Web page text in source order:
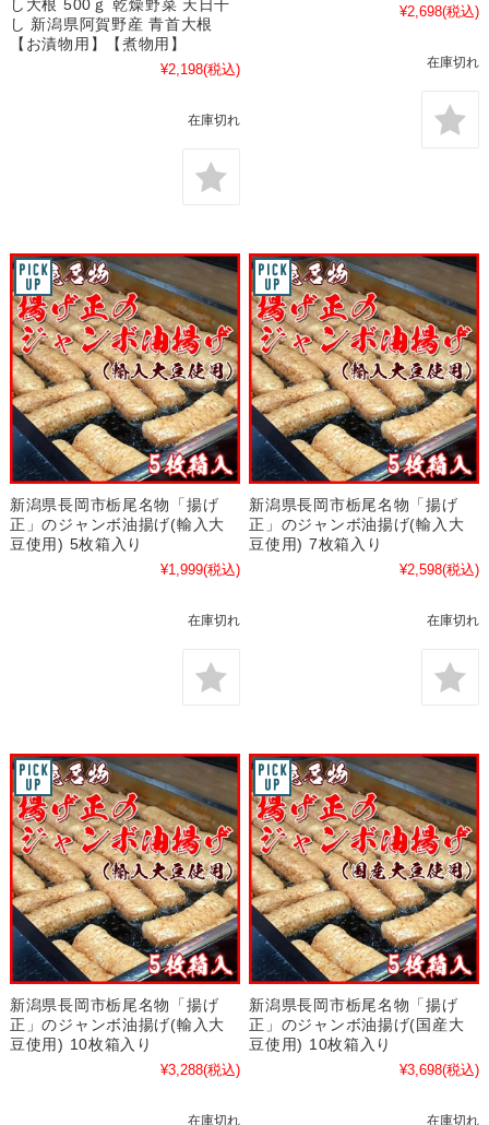
し大根 500ｇ 乾燥野菜 天日干
し 新潟県阿賀野産 青首大根
【お漬物用】【煮物用】
¥2,198(税込)
在庫切れ
¥2,698(税込)
在庫切れ
新潟県長岡市栃尾名物「揚げ
正」のジャンボ油揚げ(輸入大
豆使用) 5枚箱入り
¥1,999(税込)
在庫切れ
新潟県長岡市栃尾名物「揚げ
正」のジャンボ油揚げ(輸入大
豆使用) 7枚箱入り
¥2,598(税込)
在庫切れ
新潟県長岡市栃尾名物「揚げ
正」のジャンボ油揚げ(輸入大
豆使用) 10枚箱入り
¥3,288(税込)
在庫切れ
新潟県長岡市栃尾名物「揚げ
正」のジャンボ油揚げ(国産大
豆使用) 10枚箱入り
¥3,698(税込)
在庫切れ